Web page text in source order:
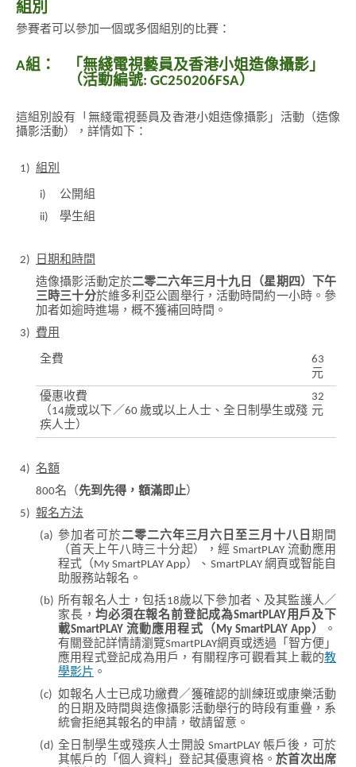
組別
參賽者可以參加一個或多個組別的比賽：
A組：
「無綫電視藝員及香港小姐造像攝影」
（活動編號: GC250206FSA）
這組別設有「無綫電視藝員及香港小姐造像攝影」活動（造像
攝影活動），詳情如下：
1) 組別
i)
公開組
ii)
學生組
2)
日期和時間
造像攝影活動定於二零二六年三月十九日（星期四）下午
三時三十分於維多利亞公園舉行，活動時間約一小時。參
加者如逾時進場，概不獲補回時間。
3) 費用
全費
63
元
優惠收費
（14歲或以下／60 歲或以上人士、全日制學生或殘
疾人士）
32
元
4) 名額
800名（先到先得，額滿即止）
5) 報名方法
(a) 參加者可於 二零二六年三月六日至三月十八日期間
（首天上午八時三十分起），經 SmartPLAY 流動應用
程式（My SmartPLAY App）、SmartPLAY 網頁或智能自
助服務站報名。
(b) 所有報名人士，包括18歲以下參加者、及其監護人／
家長，均必須在報名前登記成為SmartPLAY用戶及下
載SmartPLAY 流動應用程式（My SmartPLAY App）
。
有關登記詳情請瀏覽SmartPLAY網頁或透過「智方便」
應用程式登記成為用戶，有關程序可觀看其上載的教
學影片 。
(c) 如報名人士已成功繳費／獲確認的訓練班或康樂活動
的日期及時間與造像攝影活動舉行的時段有重疊，系
統會拒絕其報名的申請，敬請留意。
(d) 全日制學生或殘疾人士開設 SmartPLAY 帳戶後，可於
其帳戶的「個人資料」登記其優惠資格。 於首次出席